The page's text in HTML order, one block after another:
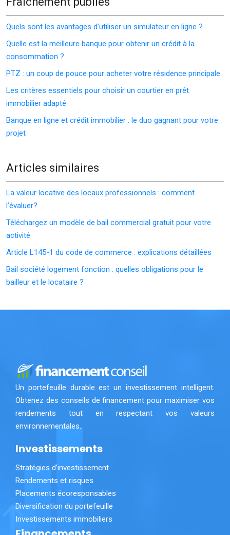
Quels sont les avantages d’utiliser un simulateur en ligne ?
Quelle est la meilleure banque pour obtenir un crédit à la
consommation ?
PTZ : un coup de pouce pour acheter votre résidence principale
Les critères essentiels pour choisir un courtier en prêt
immobilier adapté
Banque en ligne et crédit immobilier : le duo gagnant pour votre
projet
Articles similaires
La valeur locative des locaux professionnels : comment
l’évaluer?
Téléchargez un modèle de bail commercial gratuit pour votre
activité
Article L145-1 du code de commerce : explications détaillées
Bail société logement fonction : quelles obligations pour le
bailleur et le locataire ?
Un portefeuille durable est un investissement intelligent.
Obtenez des conseils de financement pour maximiser vos
rendements tout en respectant vos valeurs
environnementales.
Investissements
Stratégies d’investissement
Rendements et risques
Placements écoresponsables
Diversification du portefeuille
Investissements immobiliers